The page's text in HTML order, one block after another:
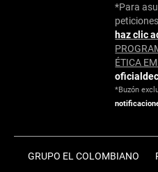
*Para
haz clic
ÉTICA
*Buzón
GRUPO EL COLOMBIANO